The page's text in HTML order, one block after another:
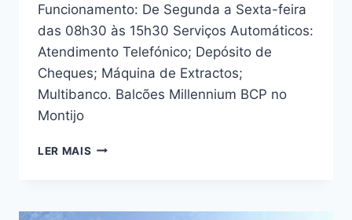
Funcionamento: De Segunda a Sexta-feira
das 08h30 às 15h30 Serviços Automáticos:
Atendimento Telefónico; Depósito de
Cheques; Máquina de Extractos;
Multibanco. Balcões Millennium BCP no
Montijo
LER MAIS MILLENNIUM
JUNQUEIRO